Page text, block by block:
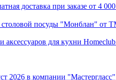
доставка при заказе от 4
посуды "Монблан" от
аксессуаров для кухни
2026 в компании "Мастергласс"